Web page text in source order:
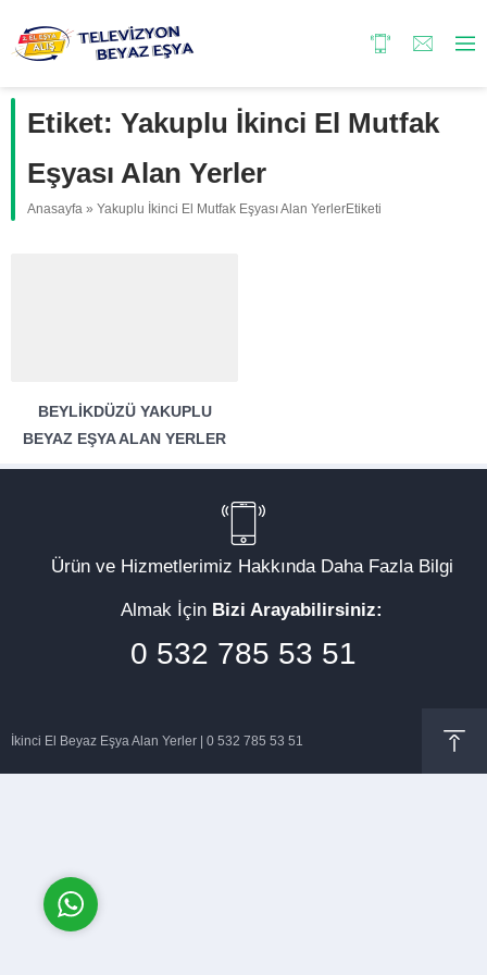
Etiket: Yakuplu İkinci El Mutfak
Eşyası Alan Yerler
Anasayfa » Yakuplu İkinci El Mutfak Eşyası Alan YerlerEtiketi
BEYLIKDÜZÜ YAKUPLU
BEYAZ EŞYA ALAN YERLER
Ürün ve Hizmetlerimiz Hakkında Daha Fazla Bilgi
Almak İçin Bizi Arayabilirsiniz:
0 532 785 53 51
İkinci El Beyaz Eşya Alan Yerler | 0 532 785 53 51